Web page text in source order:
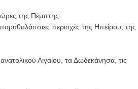
ώρες της Πέμπτης:
περιοχές της Ηπείρου, της
Αιγαίου, τα Δωδεκάνησα, τις